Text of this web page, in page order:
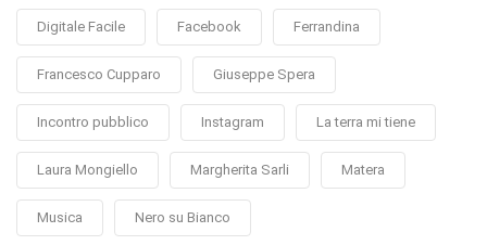
Digitale Facile Facebook Ferrandina
Francesco Cupparo Giuseppe Spera
Incontro pubblico Instagram La terra mi tiene
Laura Mongiello Margherita Sarli Matera
Musica Nero su Bianco